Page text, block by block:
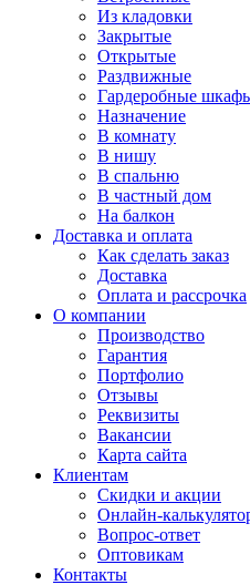
Из кладовки
Закрытые
Открытые
Раздвижные
Гардеробные
Назначение
В комнату
В нишу
В спальню
В частный дом
На балкон
Доставка и оплата
Как сделать заказ
Доставка
Оплата и рассрочка
О компании
Производство
Гарантия
Портфолио
Отзывы
Реквизиты
Вакансии
Карта сайта
Клиентам
Скидки и акции
Онлайн-
Вопрос-ответ
Оптовикам
Контакты